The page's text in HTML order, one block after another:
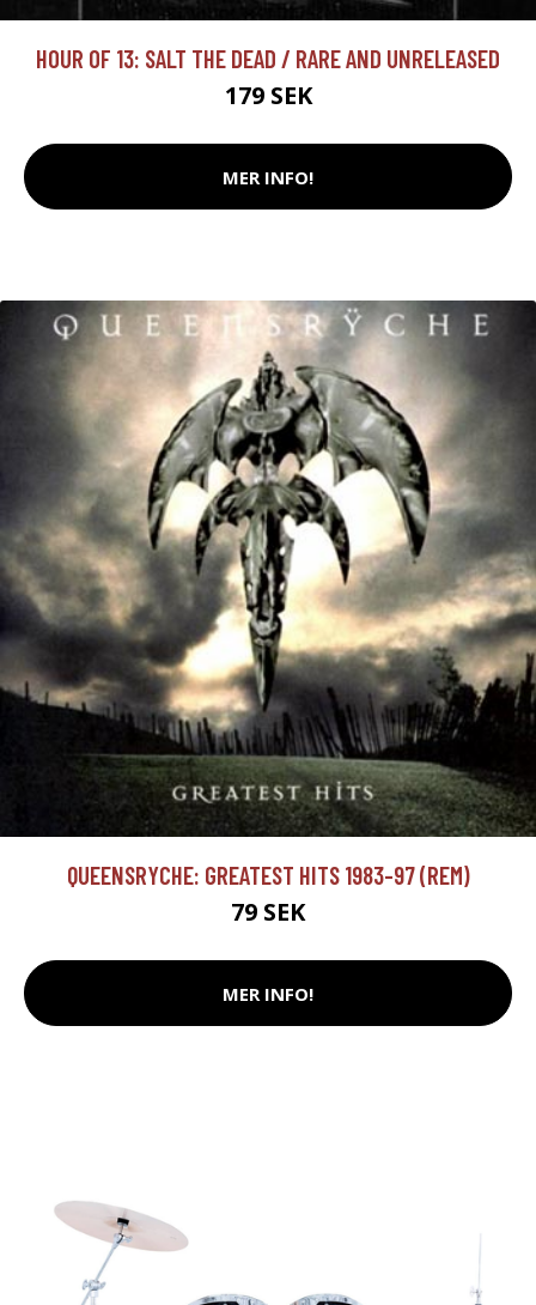
HOUR OF 13: SALT THE DEAD / RARE AND UNRELEASED
179 SEK
MER INFO!
QUEENSRYCHE: GREATEST HITS 1983-97 (REM)
79 SEK
MER INFO!